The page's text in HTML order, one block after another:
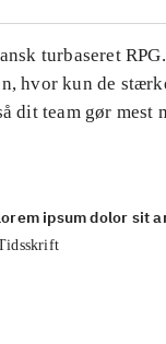
turbaseret
hvor kun de
dit team gør mest
ipsum dolor sit